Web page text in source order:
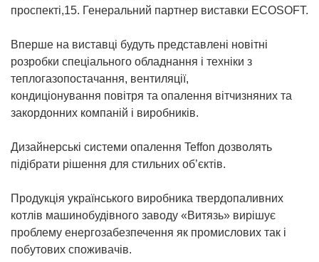
проспекті,15. Генеральний партнер виставки ECOSOFT.
Вперше на виставці будуть представлені новітні
розробки спеціального обладнання і техніки з
теплогазопостачання, вентиляції,
кондиціонування повітря та опалення вітчизняних та
закордонних компаній і виробників.
Дизайнерські системи опалення Teffon дозволять
підібрати рішення для стильних об’єктів.
Продукція українського виробника твердопаливних
котлів машинобудівного заводу «Витязь» вирішує
проблему енергозабезпечення як промислових так і
побутових споживачів.